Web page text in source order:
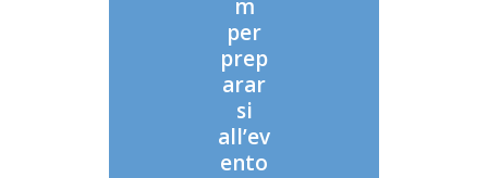
m
per
prep
arar
si
all’ev
ento